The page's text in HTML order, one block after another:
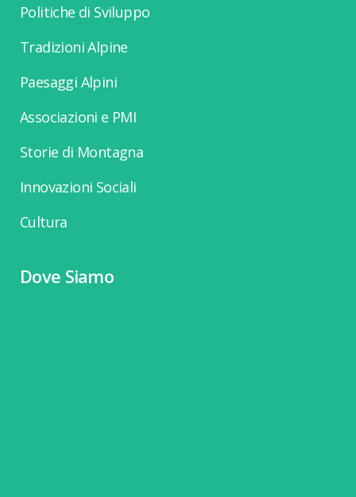
Politiche di Sviluppo
Tradizioni Alpine
Paesaggi Alpini
Associazioni e PMI
Storie di Montagna
Innovazioni Sociali
Cultura
Dove Siamo